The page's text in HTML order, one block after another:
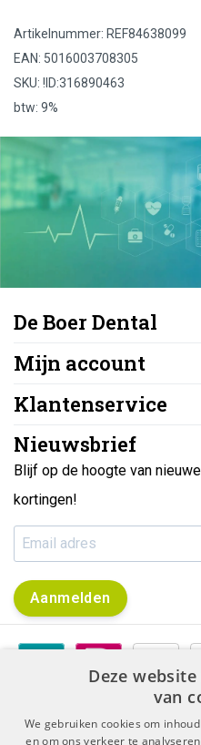
Artikelnummer: REF84638099
EAN: 5016003708305
SKU: !ID:316890463
btw: 9%
De Boer Dental
Mijn account
Klantenservice
Nieuwsbrief
Blijf op de hoogte van
kortingen!
Aanmelden
Deze
van
We gebruiken cookies om
en om ons verkeer te